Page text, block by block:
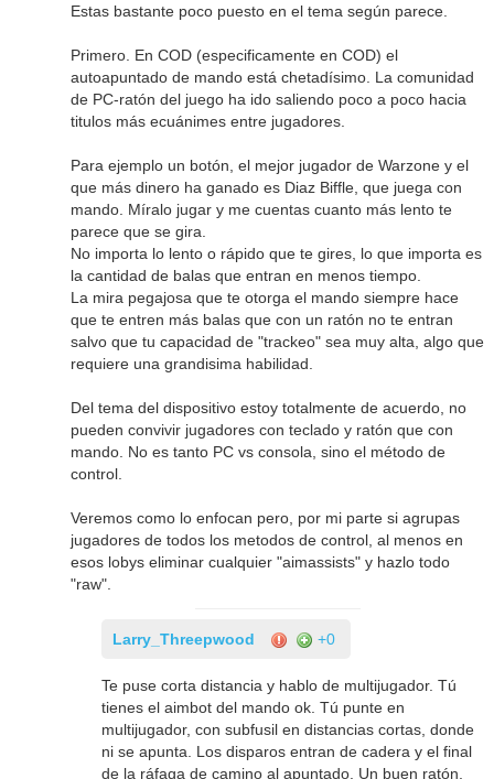
Estas bastante poco puesto en el tema según parece.
Primero. En COD (especificamente en COD) el
autoapuntado de mando está chetadísimo. La comunidad
de PC-ratón del juego ha ido saliendo poco a poco hacia
titulos más ecuánimes entre jugadores.
Para ejemplo un botón, el mejor jugador de Warzone y el
que más dinero ha ganado es Diaz Biffle, que juega con
mando. Míralo jugar y me cuentas cuanto más lento te
parece que se gira.
No importa lo lento o rápido que te gires, lo que importa es
la cantidad de balas que entran en menos tiempo.
La mira pegajosa que te otorga el mando siempre hace
que te entren más balas que con un ratón no te entran
salvo que tu capacidad de "trackeo" sea muy alta, algo que
requiere una grandisima habilidad.
Del tema del dispositivo estoy totalmente de acuerdo, no
pueden convivir jugadores con teclado y ratón que con
mando. No es tanto PC vs consola, sino el método de
control.
Veremos como lo enfocan pero, por mi parte si agrupas
jugadores de todos los metodos de control, al menos en
esos lobys eliminar cualquier "aimassists" y hazlo todo
"raw".
Larry_Threepwood +0
Te puse corta distancia y hablo de multijugador. Tú
tienes el aimbot del mando ok. Tú punte en
multijugador, con subfusil en distancias cortas, donde
ni se apunta. Los disparos entran de cadera y el final
de la ráfaga de camino al apuntado. Un buen ratón,